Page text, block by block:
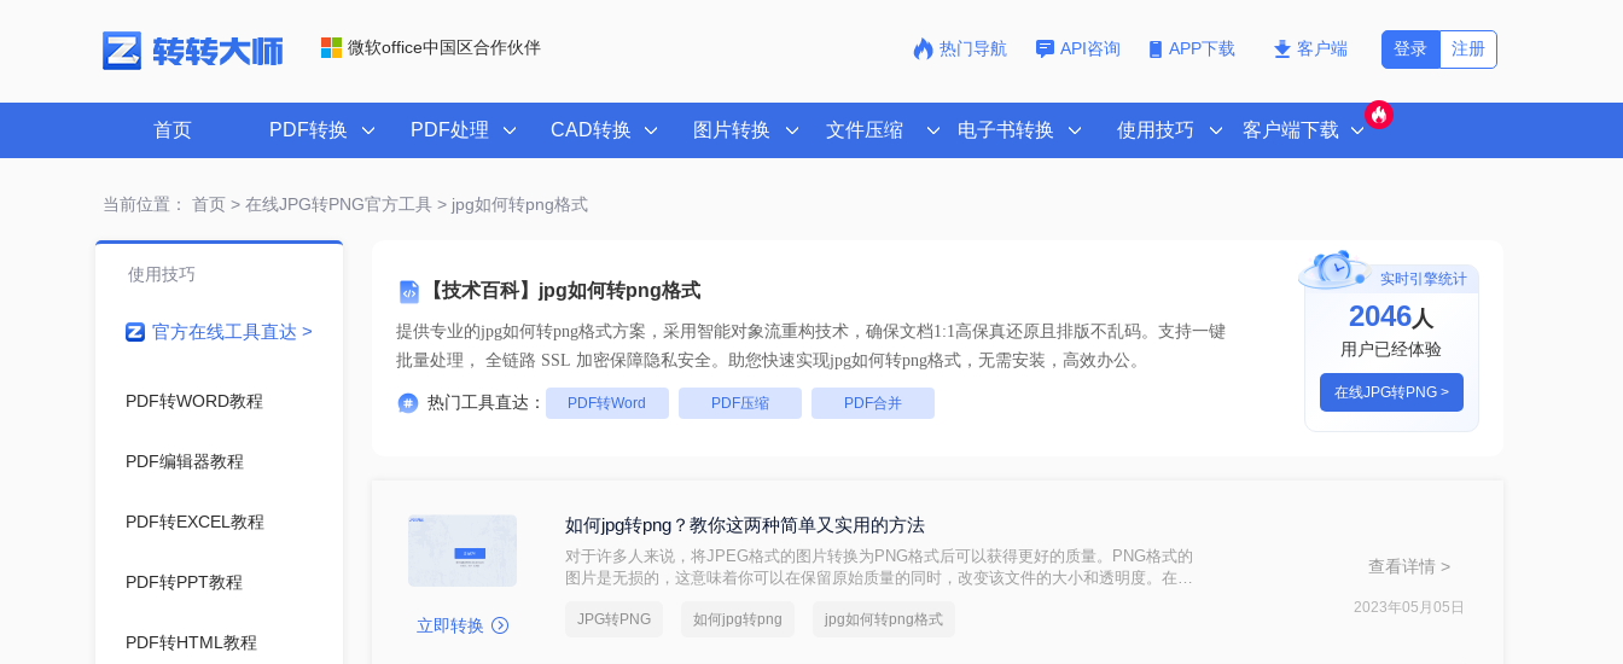
微软office中国区合作伙伴 热门导航 API咨询 APP下载 客户端 注册
登录
首页 PDF转换 PDF处理 CAD转换 图片转换 文件压缩 电子书转换 使用技巧 客户端下载
当前位置： 首页> 在线JPG转PNG官方工具> jpg如何转png格式
【技术百科】jpg如何转png格式
提供专业的jpg如何转png格式方案，采用智能对象流重构技术，确保文档1:1高保真还原且排版不乱码。支持一键
批量处理， 全链路 SSL 加密保障隐私安全。助您快速实现jpg如何转png格式，无需安装，高效办公。
热门工具直达： PDF转Word PDF压缩 PDF合并
实时引擎统计
2046人
用户已经体验
在线JPG转PNG >
使用技巧
官方在线工具直达 >
PDF转WORD教程
PDF编辑器教程
PDF转EXCEL教程
PDF转PPT教程
PDF转HTML教程
立即转换
如何jpg转png？教你这两种简单又实用的方法
对于许多人来说，将JPEG格式的图片转换为PNG格式后可以获得更好的质量。PNG格式的
图片是无损的，这意味着你可以在保留原始质量的同时，改变该文件的大小和透明度。在本
JPG转PNG 如何jpg转png jpg如何转png格式
查看详情 >
2023年05月05日